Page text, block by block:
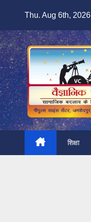
content
Thu. Aug 6th, 2026
शिक्षा